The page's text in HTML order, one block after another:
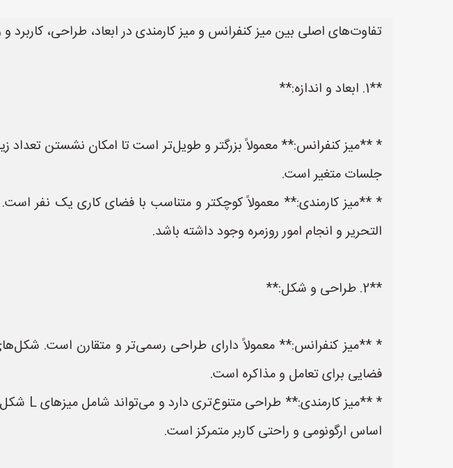
تفاوت‌های اصلی بین میز کنفرانس و میز کارمندی در ابعاد، طراحی،
**1. ابعاد و اندازه:**
* **میز کنفرانس:** معمولاً بزرگتر و طویل‌تر است تا امکان نشستن تعداد
جلسات متغیر است.
* **میز کارمندی:** معمولاً کوچکتر و متناسب با فضای کاری یک نفر است.
التحریر و انجام امور روزمره وجود داشته باشد.
**2. طراحی و شکل:**
فضایی برای تعامل و مذاکره است.
اساس ارگونومی و راحتی کاربر متمرکز است.